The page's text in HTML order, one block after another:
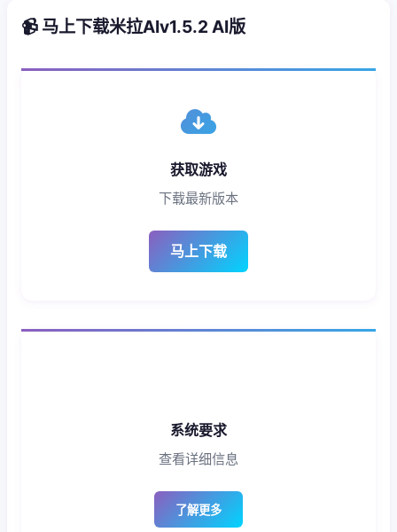
📹 马上下载米拉AIv1.5.2 AI版
获取游戏
下载最新版本
马上下载
系统要求
查看详细信息
了解更多